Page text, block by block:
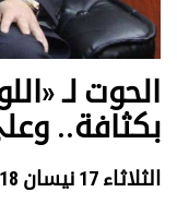
الحوت لـ
بكثافة..
الثلاثاء 17 نيسان 2018